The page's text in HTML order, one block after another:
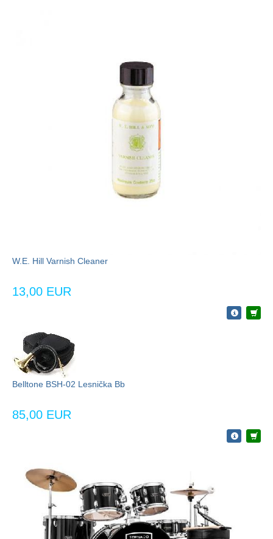
W.E. Hill Varnish Cleaner
13,00 EUR
Belltone BSH-02 Lesnička Bb
85,00 EUR